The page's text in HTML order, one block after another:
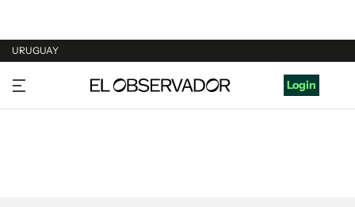
URUGUAY
URUGUAY
ARGENTINA
Login